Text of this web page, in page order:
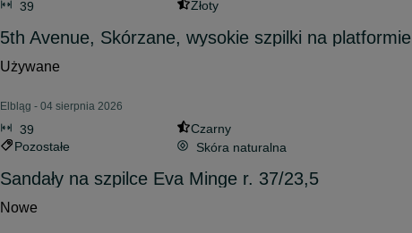
39 Złoty
5th Avenue, Skórzane, wysokie szpilki na platformie
Używane
Elbląg - 04 sierpnia 2026
39
Czarny
Pozostałe
Skóra naturalna
Sandały na szpilce Eva Minge r. 37/23,5
Nowe